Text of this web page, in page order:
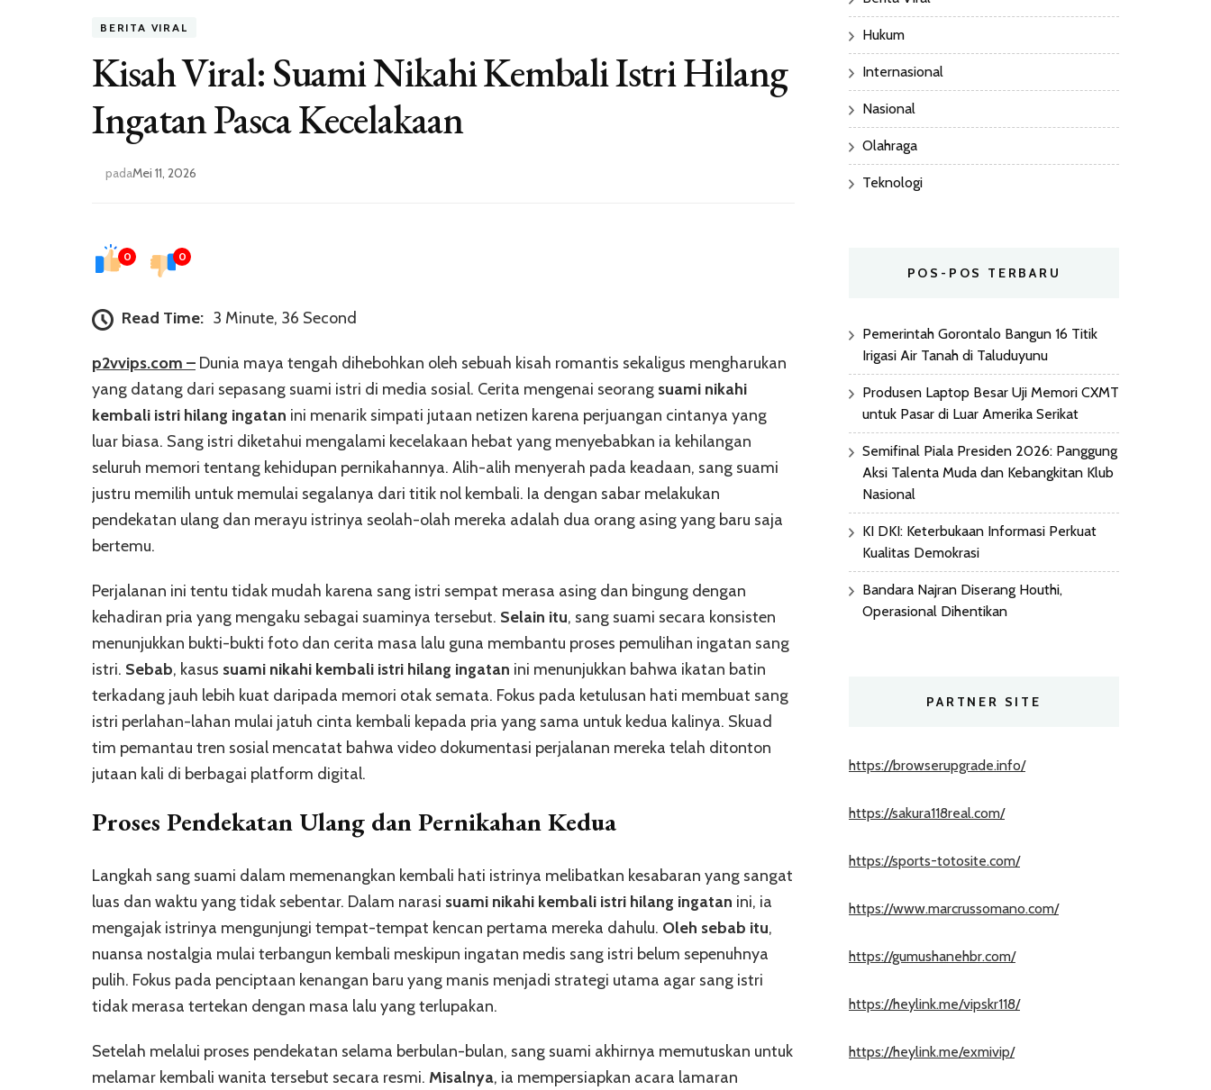
BERITA VIRAL
Kisah Viral: Suami Nikahi Kembali Istri Hilang
Ingatan Pasca Kecelakaan
padaMei 11, 2026
0 0
Read Time: 3 Minute, 36 Second
p2vvips.com – Dunia maya tengah dihebohkan oleh sebuah kisah romantis sekaligus mengharukan
yang datang dari sepasang suami istri di media sosial. Cerita mengenai seorang suami nikahi
kembali istri hilang ingatan ini menarik simpati jutaan netizen karena perjuangan cintanya yang
luar biasa. Sang istri diketahui mengalami kecelakaan hebat yang menyebabkan ia kehilangan
seluruh memori tentang kehidupan pernikahannya. Alih-alih menyerah pada keadaan, sang suami
justru memilih untuk memulai segalanya dari titik nol kembali. Ia dengan sabar melakukan
pendekatan ulang dan merayu istrinya seolah-olah mereka adalah dua orang asing yang baru saja
bertemu.
Perjalanan ini tentu tidak mudah karena sang istri sempat merasa asing dan bingung dengan
kehadiran pria yang mengaku sebagai suaminya tersebut. Selain itu, sang suami secara konsisten
menunjukkan bukti-bukti foto dan cerita masa lalu guna membantu proses pemulihan ingatan sang
istri. Sebab, kasus suami nikahi kembali istri hilang ingatan ini menunjukkan bahwa ikatan batin
terkadang jauh lebih kuat daripada memori otak semata. Fokus pada ketulusan hati membuat sang
istri perlahan-lahan mulai jatuh cinta kembali kepada pria yang sama untuk kedua kalinya. Skuad
tim pemantau tren sosial mencatat bahwa video dokumentasi perjalanan mereka telah ditonton
jutaan kali di berbagai platform digital.
Proses Pendekatan Ulang dan Pernikahan Kedua
Langkah sang suami dalam memenangkan kembali hati istrinya melibatkan kesabaran yang sangat
luas dan waktu yang tidak sebentar. Dalam narasi suami nikahi kembali istri hilang ingatan ini, ia
mengajak istrinya mengunjungi tempat-tempat kencan pertama mereka dahulu. Oleh sebab itu,
nuansa nostalgia mulai terbangun kembali meskipun ingatan medis sang istri belum sepenuhnya
pulih. Fokus pada penciptaan kenangan baru yang manis menjadi strategi utama agar sang istri
tidak merasa tertekan dengan masa lalu yang terlupakan.
Setelah melalui proses pendekatan selama berbulan-bulan, sang suami akhirnya memutuskan untuk
melamar kembali wanita tersebut secara resmi. Misalnya, ia mempersiapkan acara lamaran
Hukum
Internasional
Nasional
Olahraga
Teknologi
POS-POS TERBARU
Pemerintah Gorontalo Bangun 16 Titik
Irigasi Air Tanah di Taluduyunu
Produsen Laptop Besar Uji Memori CXMT
untuk Pasar di Luar Amerika Serikat
Semifinal Piala Presiden 2026: Panggung
Aksi Talenta Muda dan Kebangkitan Klub
Nasional
KI DKI: Keterbukaan Informasi Perkuat
Kualitas Demokrasi
Bandara Najran Diserang Houthi,
Operasional Dihentikan
PARTNER SITE
https://browserupgrade.info/
https://sakura118real.com/
https://sports-totosite.com/
https://www.marcrussomano.com/
https://gumushanehbr.com/
https://heylink.me/vipskr118/
https://heylink.me/exmivip/